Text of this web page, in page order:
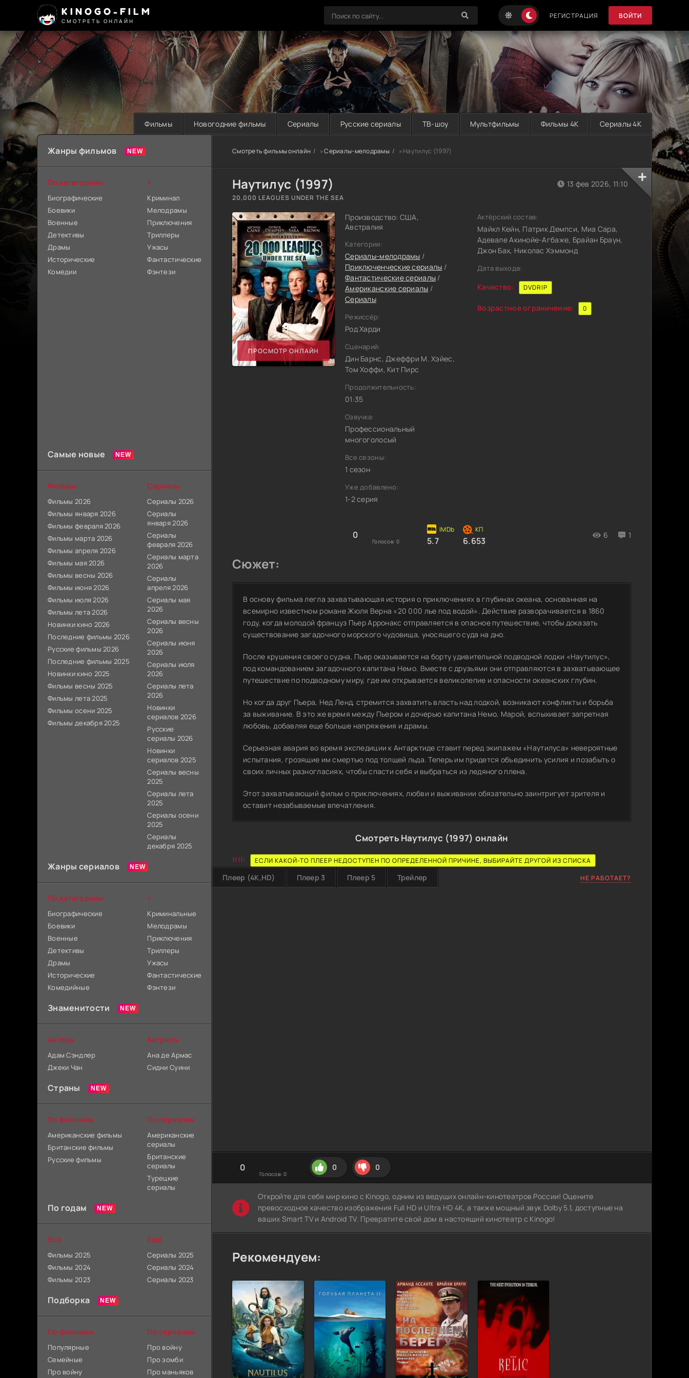
KINOGO-FILM
СМОТРЕТЬ ОНЛАЙН
РЕГИСТРАЦИЯ ВОЙТИ
Фильмы Новогодние фильмы Сериалы Русские сериалы ТВ-шоу Мультфильмы Фильмы 4K Сериалы 4K
Смотреть фильмы онлайн »Сериалы-мелодрамы » Наутилус (1997)
Наутилус (1997)
20,000 LEAGUES UNDER THE SEA
ПРОСМОТР ОНЛАЙН
Производство: США,
Австралия
Категории:
Сериалы-мелодрамы /
Приключенческие сериалы /
Фантастические сериалы /
Американские сериалы /
Сериалы
Режиссёр:
Род Харди
Сценарий:
Дин Барнс, Джеффри М. Хэйес,
Том Хоффи, Кит Пирс
Продолжительность:
01:35
Озвучка:
Профессиональный
многоголосый
Все сезоны:
1 сезон
Уже добавлено:
1-2 серия
0
Голосов: 0 5.7 6.653
6 1
13 фев 2026, 11:10
Актёрский состав:
Майкл Кейн, Патрик Демпси, Миа Сара,
Адевале Акинойе-Агбаже, Брайан Браун,
Джон Бах, Николас Хэммонд
Дата выхода:
Качество: DVDRIP
Возрастное ограничение: 0
Сюжет:
В основу фильма легла захватывающая история о приключениях в глубинах океана, основанная на
всемирно известном романе Жюля Верна «20 000 лье под водой». Действие разворачивается в 1860
году, когда молодой француз Пьер Арронакс отправляется в опасное путешествие, чтобы доказать
существование загадочного морского чудовища, уносящего суда на дно.
После крушения своего судна, Пьер оказывается на борту удивительной подводной лодки «Наутилус»,
под командованием загадочного капитана Немо. Вместе с друзьями они отправляются в захватывающее
путешествие по подводному миру, где им открывается великолепие и опасности океанских глубин.
Но когда друг Пьера, Нед Ленд, стремится захватить власть над лодкой, возникают конфликты и борьба
за выживание. В это же время между Пьером и дочерью капитана Немо, Марой, вспыхивает запретная
любовь, добавляя еще больше напряжения и драмы.
Серьезная авария во время экспедиции к Антарктиде ставит перед экипажем «Наутилуса» невероятные
испытания, грозящие им смертью под толщей льда. Теперь им придется объединить усилия и позабыть о
своих личных разногласиях, чтобы спасти себя и выбраться из ледяного плена.
Этот захватывающий фильм о приключениях, любви и выживании обязательно заинтригует зрителя и
оставит незабываемые впечатления.
Смотреть Наутилус (1997) онлайн
!!!!: ЕСЛИ КАКОЙ-ТО ПЛЕЕР НЕДОСТУПЕН ПО ОПРЕДЕЛЕННОЙ ПРИЧИНЕ, ВЫБИРАЙТЕ ДРУГОЙ ИЗ СПИСКА
Плеер (4K,HD) Плеер 3 Плеер 5 Трейлер НЕ РАБОТАЕТ?
0
Голосов: 0
0 0
Откройте для себя мир кино с Kinogo, одним из ведущих онлайн-кинотеатров России! Оцените
превосходное качество изображения Full HD и Ultra HD 4K, а также мощный звук Dolby 5.1, доступные на
ваших Smart TV и Android TV. Превратите свой дом в настоящий кинотеатр с Kinogo!
Рекомендуем:
Жанры фильмов
По категориям
Биографические
Боевики
Военные
Детективы
Драмы
Исторические
Комедии
+
Криминал
Мелодрамы
Приключения
Триллеры
Ужасы
Фантастические
Фэнтези
Самые новые
Фильмы
Фильмы 2026
Фильмы января 2026
Фильмы февраля 2026
Фильмы марта 2026
Фильмы апреля 2026
Фильмы мая 2026
Фильмы весны 2026
Фильмы июня 2026
Фильмы июля 2026
Фильмы лета 2026
Новинки кино 2026
Последние фильмы 2026
Русские фильмы 2026
Последние фильмы 2025
Новинки кино 2025
Фильмы весны 2025
Фильмы лета 2025
Фильмы осени 2025
Фильмы декабря 2025
Сериалы
Сериалы 2026
Сериалы
января 2026
Сериалы
февраля 2026
Сериалы марта
2026
Сериалы
апреля 2026
Сериалы мая
2026
Сериалы весны
2026
Сериалы июня
2026
Сериалы июля
2026
Сериалы лета
2026
Новинки
сериалов 2026
Русские
сериалы 2026
Новинки
сериалов 2025
Сериалы весны
2025
Сериалы лета
2025
Сериалы осени
2025
Сериалы
декабря 2025
Жанры сериалов
По категориям
Биографические
Боевики
Военные
Детективы
Драмы
Исторические
Комедийные
+
Криминальные
Мелодрамы
Приключения
Триллеры
Ужасы
Фантастические
Фэнтези
Знаменитости
Актеры
Адам Сэндлер
Джеки Чан
Актрисы
Ана де Армас
Сидни Суини
Страны
По фильмам
Американские фильмы
Британские фильмы
Русские фильмы
По сериалам
Американские
сериалы
Британские
сериалы
Турецкие
сериалы
По годам
Все
Фильмы 2025
Фильмы 2024
Фильмы 2023
Ещё
Сериалы 2025
Сериалы 2024
Сериалы 2023
Подборка
По фильмам
Популярные
Семейные
Про войну
По сериалам
Про войну
Про зомби
Про маньяков